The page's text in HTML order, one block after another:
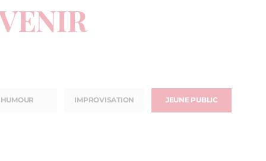
HUMOUR IMPROVISATION JEUNE PUBLIC